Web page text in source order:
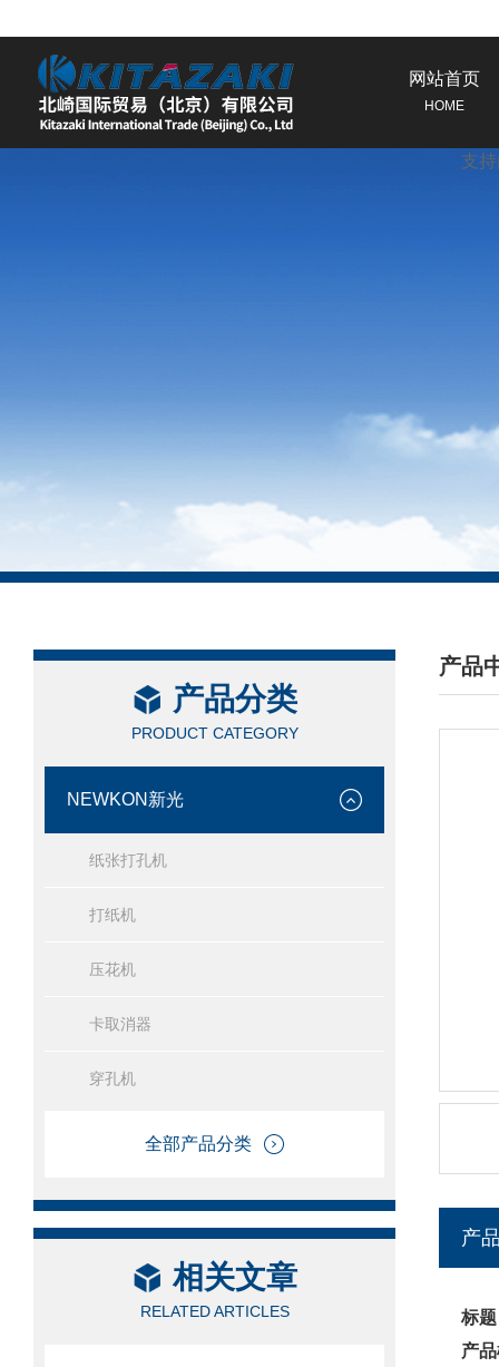
网站首页
HOME
产品分类
PRODUCT CATEGORY
NEWKON新光
纸张打孔机
打纸机
压花机
卡取消器
穿孔机
全部产品分类
相关文章
RELATED ARTICLES
产品
/
产
标
产
支